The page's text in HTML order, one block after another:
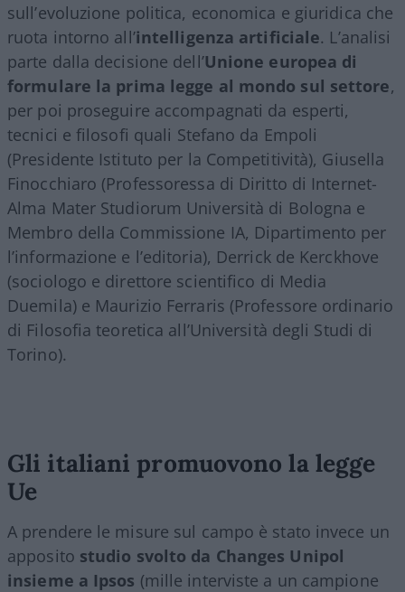
sull’evoluzione politica, economica e giuridica che
ruota intorno all’intelligenza artificiale. L’analisi
parte dalla decisione dell’Unione europea di
formulare la prima legge al mondo sul settore,
per poi proseguire accompagnati da esperti,
tecnici e filosofi quali Stefano da Empoli
(Presidente Istituto per la Competitività), Giusella
Finocchiaro (Professoressa di Diritto di Internet-
Alma Mater Studiorum Università di Bologna e
Membro della Commissione IA, Dipartimento per
l’informazione e l’editoria), Derrick de Kerckhove
(sociologo e direttore scientifico di Media
Duemila) e Maurizio Ferraris (Professore ordinario
di Filosofia teoretica all’Università degli Studi di
Torino).
Gli italiani promuovono la legge
Ue
A prendere le misure sul campo è stato invece un
apposito studio svolto da Changes Unipol
insieme a Ipsos (mille interviste a un campione